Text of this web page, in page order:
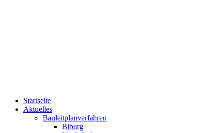
Startseite
Aktuelles
Bauleitplanverfahren
Biburg